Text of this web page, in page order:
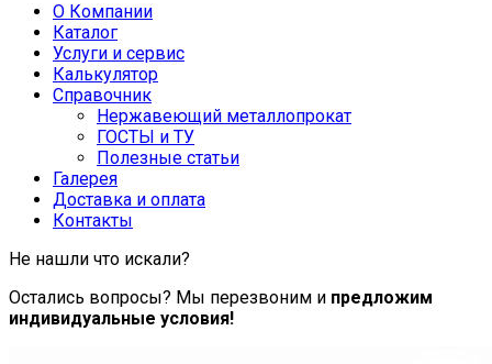
О Компании
Каталог
Услуги и сервис
Калькулятор
Справочник
Нержавеющий металлопрокат
ГОСТЫ и ТУ
Полезные статьи
Галерея
Доставка и оплата
Контакты
Не нашли что искали?
Остались вопросы? Мы перезвоним и предложим
индивидуальные условия!